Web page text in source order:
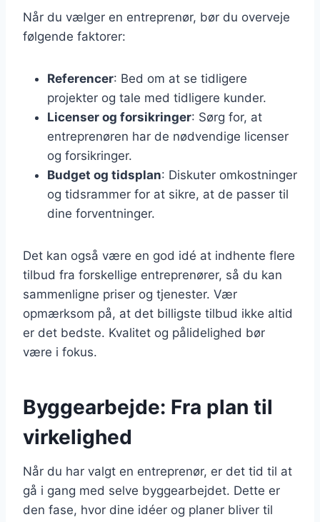
Når du vælger en entreprenør, bør du overveje
følgende faktorer:
Referencer: Bed om at se tidligere
projekter og tale med tidligere kunder.
Licenser og forsikringer: Sørg for, at
entreprenøren har de nødvendige licenser
og forsikringer.
Budget og tidsplan: Diskuter omkostninger
og tidsrammer for at sikre, at de passer til
dine forventninger.
Det kan også være en god idé at indhente flere
tilbud fra forskellige entreprenører, så du kan
sammenligne priser og tjenester. Vær
opmærksom på, at det billigste tilbud ikke altid
er det bedste. Kvalitet og pålidelighed bør
være i fokus.
Byggearbejde: Fra plan til
virkelighed
Når du har valgt en entreprenør, er det tid til at
gå i gang med selve byggearbejdet. Dette er
den fase, hvor dine idéer og planer bliver til